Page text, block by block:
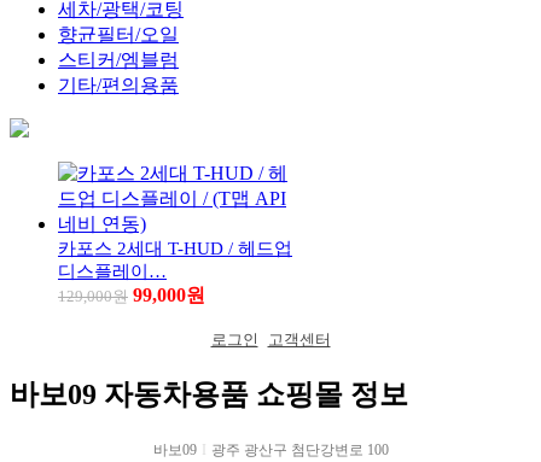
세차/광택/코팅
향균필터/오일
스티커/엠블럼
기타/편의용품
카포스 2세대 T-HUD / 헤드업
디스플레이…
129,000원 99,000원
로그인 고객센터
바보09 자동차용품 쇼핑몰 정보
바보09 I 광주 광산구 첨단강변로 100